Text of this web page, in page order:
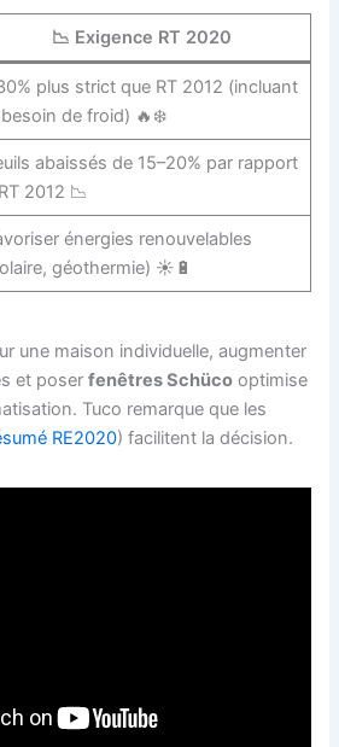
📉 Exigence RT 2020
plus strict que RT 2012 (incluant
besoin de froid) 🔥❄️
abaissés de 15–20% par rapport
2012 📉
énergies renouvelables
géothermie) ☀️🔋
une maison individuelle, augmenter
et poserfenêtres Schüco optimise
Tuco remarque que les
RE2020) facilitent la décision.